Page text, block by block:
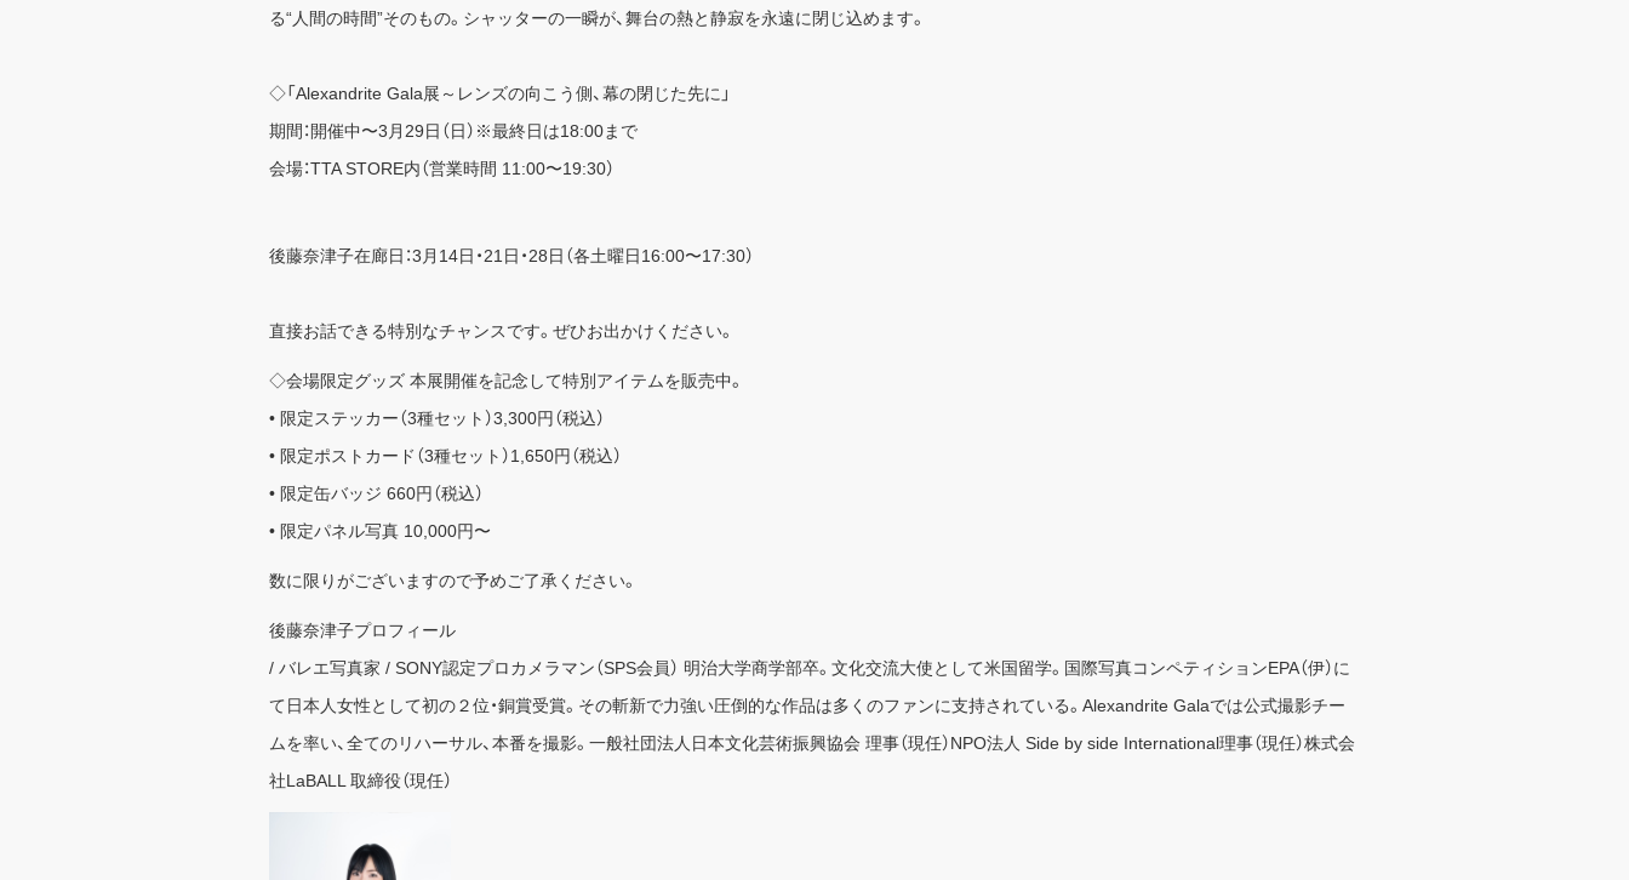
る“人間の時間”そのもの。シャッターの一瞬が、舞台の熱と静寂を永遠に閉じ込めます。
◇「Alexandrite Gala展～レンズの向こう側、幕の閉じた先に」
期間：開催中〜3月29日（日）※最終日は18:00まで
会場：TTA STORE内（営業時間 11:00〜19:30）
後藤奈津子在廊日：3月14日・21日・28日（各土曜日16:00〜17:30）
直接お話できる特別なチャンスです。ぜひお出かけください。
◇会場限定グッズ 本展開催を記念して特別アイテムを販売中。
• 限定ステッカー（3種セット）3,300円（税込）
• 限定ポストカード（3種セット）1,650円（税込）
• 限定缶バッジ 660円（税込）
• 限定パネル写真 10,000円〜
数に限りがございますので予めご了承ください。
後藤奈津子プロフィール
/ バレエ写真家 / SONY認定プロカメラマン（SPS会員） 明治大学商学部卒。文化交流大使として米国留学。国際写真コンペティションEPA（伊）に
て日本人女性として初の２位・銅賞受賞。その斬新で力強い圧倒的な作品は多くのファンに支持されている。Alexandrite Galaでは公式撮影チー
ムを率い、全てのリハーサル、本番を撮影。一般社団法人日本文化芸術振興協会 理事（現任）NPO法人 Side by side International理事（現任）株式会
社LaBALL 取締役（現任）